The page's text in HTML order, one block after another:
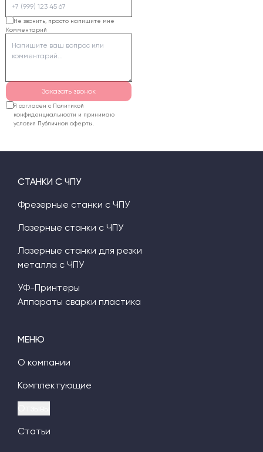
необходимость
поворотного
устройства. В ЧПУ24 по
ним подберут модель,
рассчитают стоимость
действует гарантия 12
месяцев.
Не звонить, просто напишите мне
Комментарий
Заказать звонок
Я согласен с Политикой
конфиденциальности и принимаю
условия Публичной оферты.
МЕНЮ
О компании
Комплектующие
Статьи
СТАНКИ С ЧПУ
Фрезерные станки с ЧПУ
Лазерные станки с ЧПУ
Лазерные станки для резки
металла с ЧПУ
УФ-Принтеры
Аппараты сварки пластика